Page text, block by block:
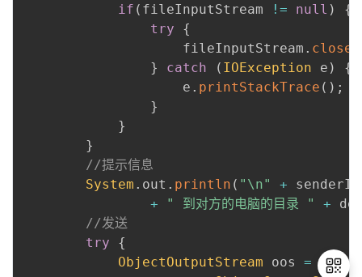
if ( fileInputStream != null )
{
try
{
                    fileInputStream
. close
}
catch ( IOException e )
{
                    e
. printStackTrace ( ) ;
}
}
}
//提示信息
System . out . println ( "\n" +
+
" 到对方的电脑的目录 " +
//发送
try
{
ObjectOutputStream oos =